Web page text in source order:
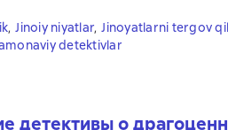
, Jinoiy niyatlar, Jinoyatlarni tergov
detektivlar
детективы о